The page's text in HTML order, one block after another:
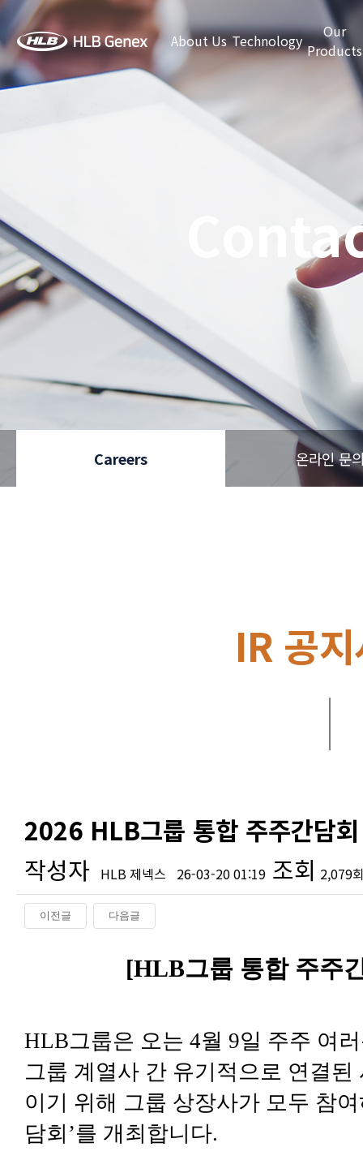
About Us Technology
Our
Products
Careers 온라인 문
IR 공
2026 HLB그룹 통합 주주간담
작성자 HLB 제넥스 26-03-20 01:19 조회 2,079
이전글 다음글
[HLB그룹 통합 주주
HLB그룹은 오는 4월 9일 주주 여
그룹 계열사 간 유기적으로 연결
이기 위해 그룹 상장사가 모두 참
담회 ’를 개최합니다.